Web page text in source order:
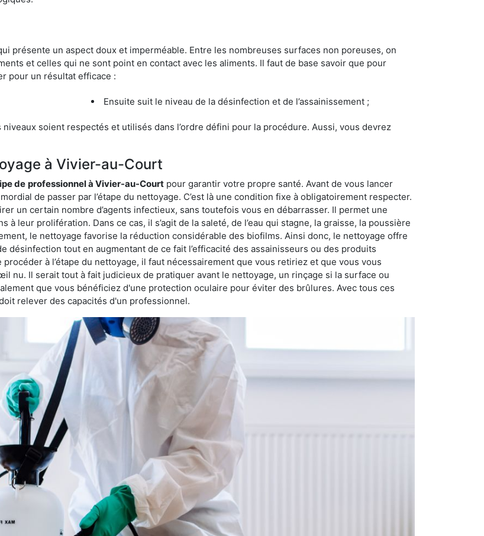
présente un aspect doux et imperméable. Entre les nombreuses surfaces non poreuses, on
et celles qui ne sont point en contact avec les aliments. Il faut de base savoir que pour
pour un résultat efficace :
Ensuite suit le niveau de la désinfection et de l’assainissement ;
soient respectés et utilisés dans l’ordre défini pour la procédure. Aussi, vous devrez
à Vivier-au-Court
de professionnel à Vivier-au-Court pour garantir votre propre santé. Avant de vous lancer
de passer par l’étape du nettoyage. C’est là une condition fixe à obligatoirement respecter.
un certain nombre d’agents infectieux, sans toutefois vous en débarrasser. Il permet une
leur prolifération. Dans ce cas, il s’agit de la saleté, de l’eau qui stagne, la graisse, la poussière
le nettoyage favorise la réduction considérable des biofilms. Ainsi donc, le nettoyage offre
désinfection tout en augmentant de ce fait l’efficacité des assainisseurs ou des produits
à l’étape du nettoyage, il faut nécessairement que vous retiriez et que vous vous
nu. Il serait tout à fait judicieux de pratiquer avant le nettoyage, un rinçage si la surface ou
que vous bénéficiez d'une protection oculaire pour éviter des brûlures. Avec tous ces
relever des capacités d'un professionnel.